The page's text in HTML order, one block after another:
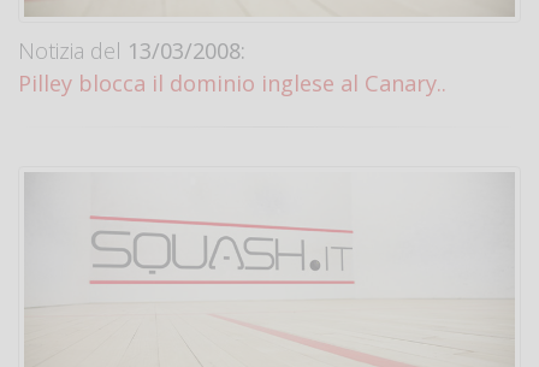
Notizia del 13/03/2008:
Pilley blocca il dominio inglese al Canary..